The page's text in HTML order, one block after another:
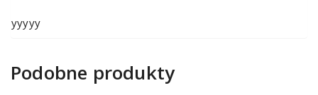
yyyyy
Podobne produkty